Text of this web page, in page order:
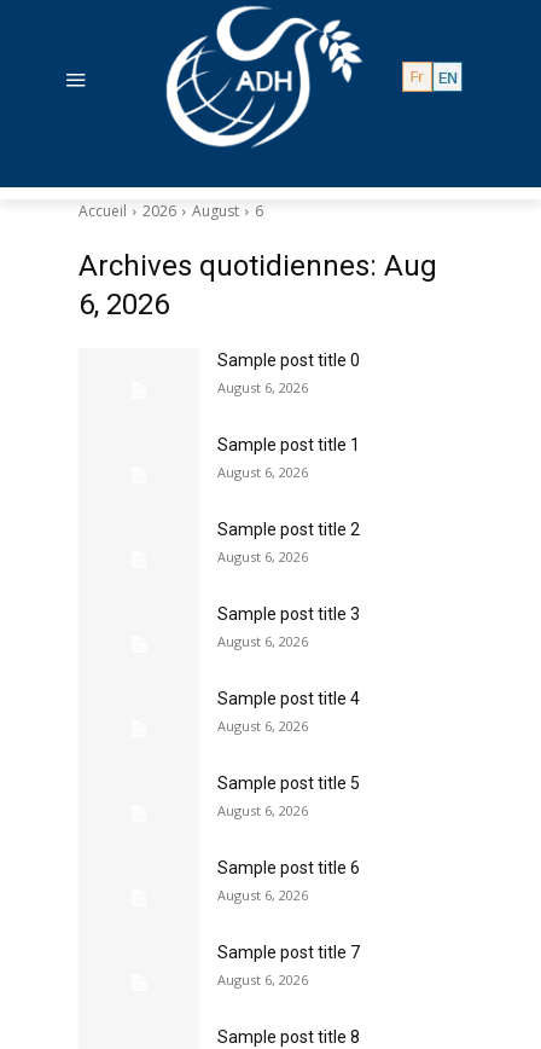
Accueil 2026 August 6
Archives quotidiennes: Aug
6, 2026
Sample post title 0
August 6, 2026
Sample post title 1
August 6, 2026
Sample post title 2
August 6, 2026
Sample post title 3
August 6, 2026
Sample post title 4
August 6, 2026
Sample post title 5
August 6, 2026
Sample post title 6
August 6, 2026
Sample post title 7
August 6, 2026
Sample post title 8